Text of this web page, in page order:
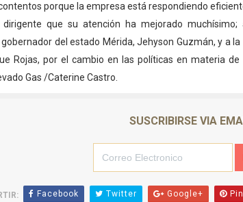
Fundecem inició con éxito el taller
El Lactario del Iahula celebra la Semana
Plan Vacacional "Venezuela Ríe 2026"
Iniciación al yoga reúne a diversos
Mincomunas impulsa el autogobierno en
Expertos inspeccionan espacios del OAN
porque la empresa está respondiendo
que su atención ha mejorado muchísimo;
gobernador del estado Mérida, Jehyson Guzmán, y a
Rojas, por el cambio en las políticas en materia
Gas /Caterine Castro.
SUSCRIBIRSE VIA
Facebook Twitter Google+